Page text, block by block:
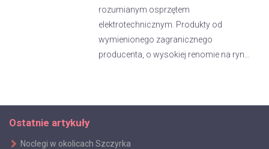
rozumianym osprzętem
elektrotechnicznym. Produkty od
wymienionego zagranicznego
producenta, o wysokiej renomie na ryn...
Ostatnie artykuły
Noclegi w okolicach Szczyrka